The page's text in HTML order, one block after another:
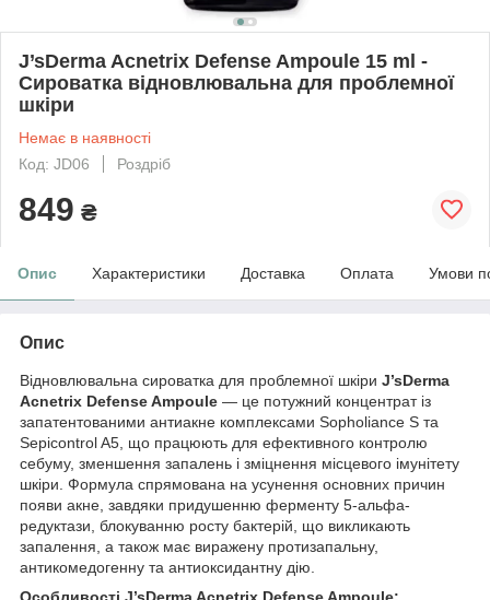
J’sDerma Acnetrix Defense Ampoule 15 ml -
Сироватка відновлювальна для проблемної
шкіри
Немає в наявності
Код: JD06
Роздріб
849 ₴
Опис Характеристики Доставка Оплата Умови
Опис
Відновлювальна сироватка для проблемної шкіри J’sDerma
Acnetrix Defense Ampoule — це потужний концентрат із
запатентованими антиакне комплексами Sopholiance S та
Sepicontrol A5, що працюють для ефективного контролю
себуму, зменшення запалень і зміцнення місцевого імунітету
шкіри. Формула спрямована на усунення основних причин
появи акне, завдяки придушенню ферменту 5-альфа-
редуктази, блокуванню росту бактерій, що викликають
запалення, а також має виражену протизапальну,
антикомедогенну та антиоксидантну дію.
Особливості J’sDerma Acnetrix Defense Ampoule: